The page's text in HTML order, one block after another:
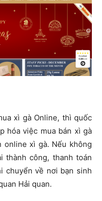
xì gà Online, thì quốc
hóa việc mua bán xì gà
online xì gà. Nếu không
thành công, thanh toán
chuyển về nơi bạn sinh
Hải quan.